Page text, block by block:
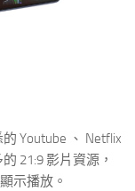
Youtube 、 Netflix
21:9 影片資源，
示播放。